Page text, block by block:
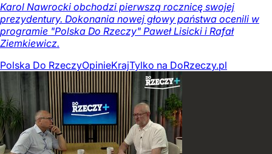
Karol Nawrocki obchodzi pierwszą rocznicę swojej
prezydentury. Dokonania nowej głowy państwa ocenili w
programie "Polska Do Rzeczy" Paweł Lisicki i Rafał
Ziemkiewicz.
Polska Do RzeczyOpinieKrajTylko na DoRzeczy.pl